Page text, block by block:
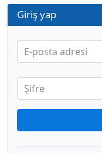
Giriş yap
E-posta adresi
Şifre